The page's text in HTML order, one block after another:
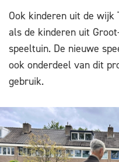
Ook kinderen uit de wijk
als de kinderen uit
speeltuin. De nieuwe
ook onderdeel van dit
gebruik.